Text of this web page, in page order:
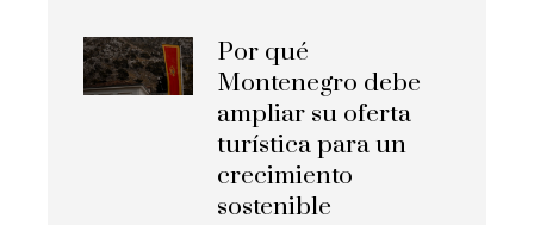
Por qué
Montenegro debe
ampliar su oferta
turística para un
crecimiento
sostenible